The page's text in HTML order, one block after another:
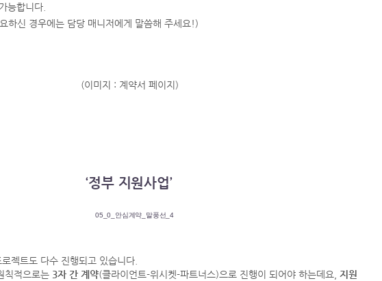
능합니다.
하신 경우에는 담당 매니저에게 말씀해 주세요!)
(이미지 : 계약서 페이지)
‘정부 지원사업’
젝트도 다수 진행되고 있습니다.
칙적으로는 3자 간 계약(클라이언트-위시켓-파트너스)으로 진행이 되어야 하는데요, 지원